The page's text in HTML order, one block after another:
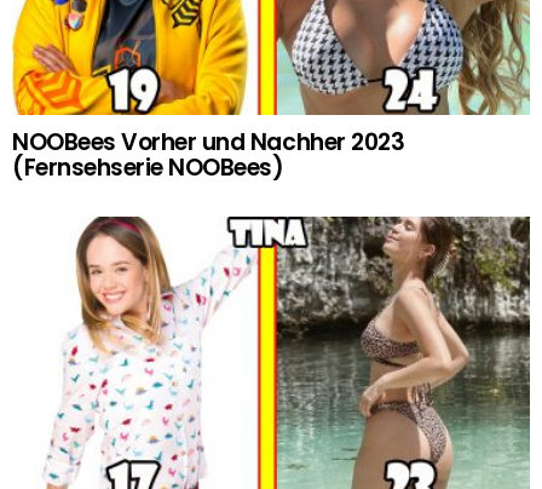
NOOBees Vorher und Nachher 2023
(Fernsehserie NOOBees)